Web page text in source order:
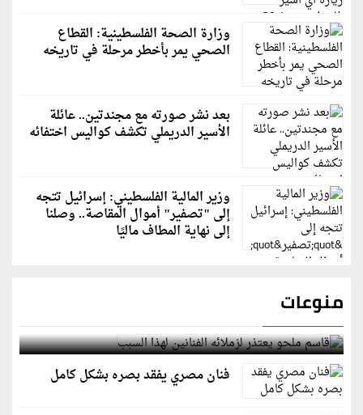
وزارة الصحة الفلسطينية: القطاع
الصحي يمر بأخطر مرحلة في تاريخه
بعد نشر صورته مع مجندتين.. عائلة
الأسير الدريملي تكشف كواليس اختفائه
وزير المالية الفلسطيني: إسرائيل تتجه
إلى "تصفير" أموال المقاصة.. وصلنا
إلى نهاية المطاف ماليًا
منوعات
قاسم ملحو يعتذر لزملائه الفنانين لهذا السبب
فنان مصري يفقد بصره بشكل كامل